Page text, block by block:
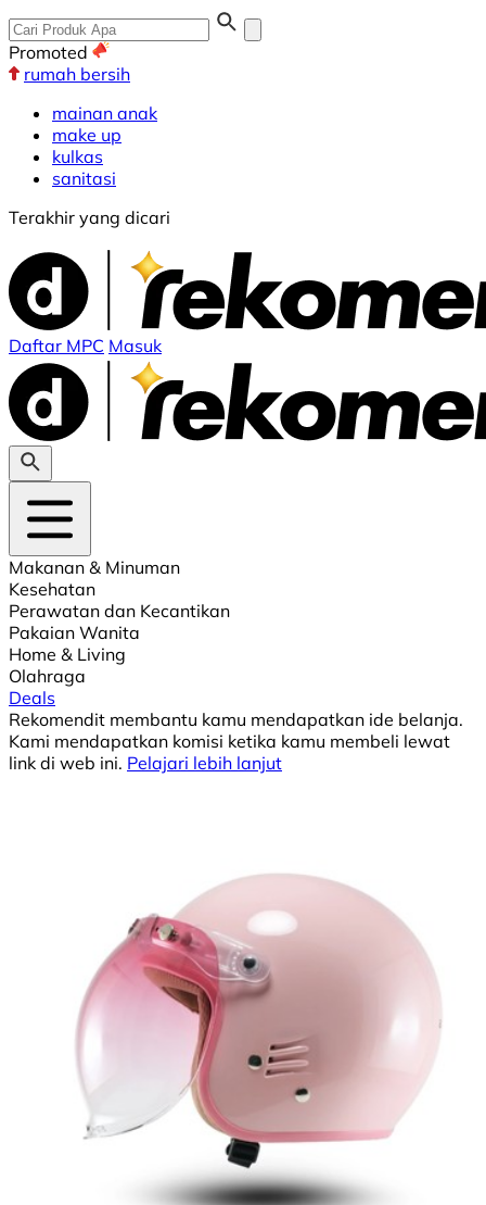
Promoted
rumah bersih
mainan anak
make up
kulkas
sanitasi
Terakhir yang dicari
Daftar MPC Masuk
Makanan & Minuman
Kesehatan
Perawatan dan Kecantikan
Pakaian Wanita
Home & Living
Olahraga
Deals
Rekomendit membantu kamu mendapatkan ide belanja.
Kami mendapatkan komisi ketika kamu membeli lewat
link di web ini. Pelajari lebih lanjut